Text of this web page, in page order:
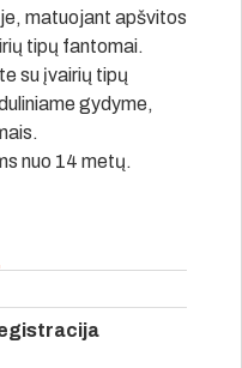
matuojant apšvitos
tipų fantomai.
su įvairių tipų
gydyme,
nuo 14 metų.